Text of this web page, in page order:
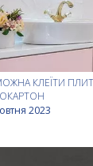
КЛЕЇТИ
2023